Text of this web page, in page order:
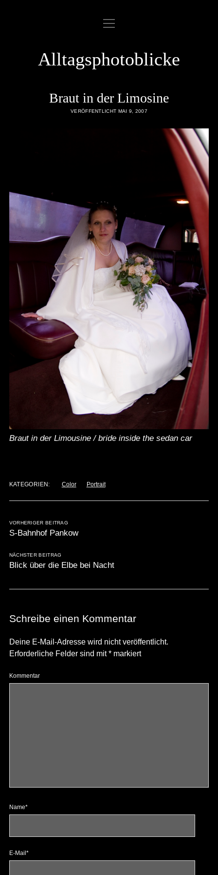
ABOUT
DATENSCHUTZERKLÄRUNG
IMPRESSUM
Menü
öffnen
Alltagsphotoblicke
Braut in der Limosine
VERÖFFENTLICHT MAI 9, 2007
Braut in der Limousine / bride inside the sedan car
KATEGORIEN: Color Portrait
VORHERIGER BEITRAG
S-Bahnhof Pankow
NÄCHSTER BEITRAG
Blick über die Elbe bei Nacht
Schreibe einen Kommentar
Deine E-Mail-Adresse wird nicht veröffentlicht.
Erforderliche Felder sind mit*markiert
Kommentar
Name*
E-Mail*